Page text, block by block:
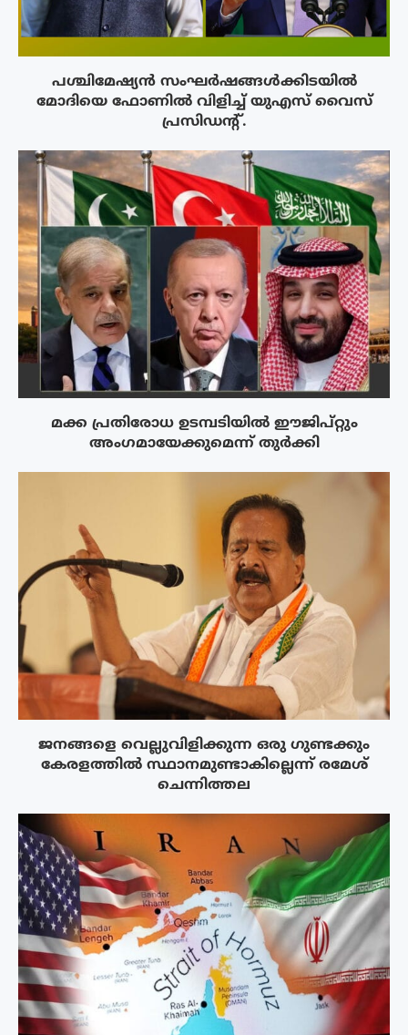
പശ്ചിമേഷ്യന്‍ സംഘര്‍ഷങ്ങള്‍ക്കിടയിൽ
മോദിയെ ഫോണില്‍ വിളിച്ച് യുഎസ് വൈസ്
പ്രസിഡന്റ്.
മക്ക പ്രതിരോധ ഉടമ്പടിയിൽ ഈജിപ്റ്റും
അംഗമായേക്കുമെന്ന് തുർക്കി
ജനങ്ങളെ വെല്ലുവിളിക്കുന്ന ഒരു ഗുണ്ടക്കും
കേരളത്തിൽ സ്ഥാനമുണ്ടാകില്ലെന്ന് രമേശ്
ചെന്നിത്തല